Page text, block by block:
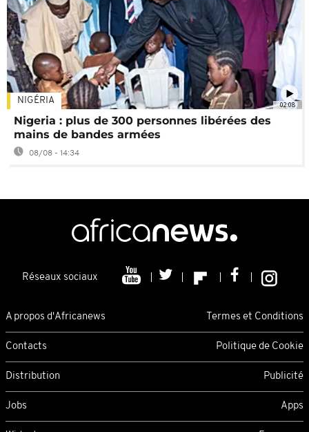
02:08
NIGÉRIA
Nigeria : plus de 300 personnes libérées des
mains de bandes armées
08/08 - 14:34
Réseaux sociaux
A propos d'Africanews Termes et Conditions
Contacts Politique de Cookie
Distribution Publicité
Jobs Apps